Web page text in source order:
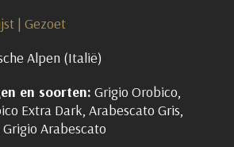
| Gezoet
Alpen (Italië)
en soorten: Grigio Orobico,
Extra Dark, Arabescato Gris,
Arabescato